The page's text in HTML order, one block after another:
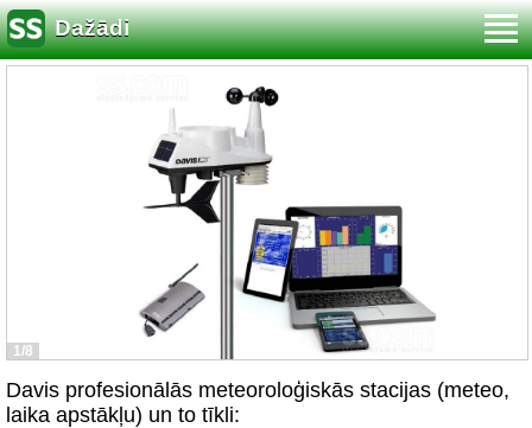
Dažādi
1/8
Davis profesionālās meteoroloģiskās stacijas (meteo,
laika apstākļu) un to tīkli: